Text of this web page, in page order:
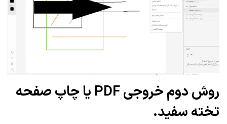
روش دوم خروجی PDF یا چاپ صفحه
تخته سفید.